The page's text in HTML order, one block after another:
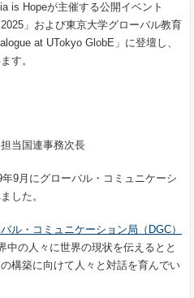
is Hopeが主催する公開イベント
2025 」および東京大学グローバル教育
at UTokyo GlobE 」に登壇し、
す。
当国連事務次長
9月にグローバル・コミュニケーシ
した。
ル・コミュニケーション局（DGC）
中の人々に世界の現状を伝えるとと
構築に向けて人々と対話を育んでい